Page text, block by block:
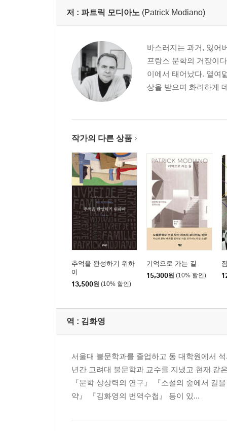
저 : 파트릭 모디아노 (Patrick Modiano)
바스러지는 과거, 잃어
프랑스 문학의 거장이
이에서 태어났다. 열여
상을 받으며 화려하게
작가의 다른 상품
추억을 완성하기 위하
여
13,500원 (10% 할인)
기억으로 가는 길
15,300원 (10% 할인)
역 : 김화영
서울대 불문학과를 졸업하고 동 대학원에서
년간 고려대 불문학과 교수를 지냈고 현재 같
『문학 상상력의 연구』 『소설의 숲에서 길
약』 『김화영의 번역수첩』 등이 있...